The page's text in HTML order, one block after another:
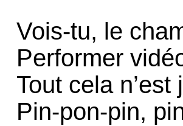
Vois-tu, le
Performer
Tout cela
Pin-pon-pin,